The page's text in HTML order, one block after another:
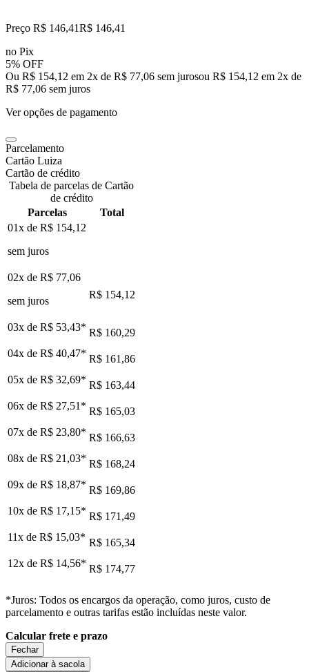
Preço R$ 146,41R$ 146,41
no Pix
5% OFF
Ou R$ 154,12 em 2x de R$ 77,06 sem jurosou R$ 154,12 em 2x de
R$ 77,06 sem juros
Ver opções de pagamento
Parcelamento
Cartão Luiza
Cartão de crédito
Tabela de parcelas de Cartão
de crédito
Parcelas
Total
01x de R$ 154,12
sem juros
02x de R$ 77,06
sem juros
R$ 154,12
03x de R$ 53,43* R$ 160,29
04x de R$ 40,47* R$ 161,86
05x de R$ 32,69* R$ 163,44
06x de R$ 27,51 * R$ 165,03
07x de R$ 23,80* R$ 166,63
08x de R$ 21,03* R$ 168,24
09x de R$ 18,87* R$ 169,86
10x de R$ 17,15* R$ 171,49
11x de R$ 15,03* R$ 165,34
12x de R$ 14,56* R$ 174,77
*Juros: Todos os encargos da operação, como juros, custo de
parcelamento e outras tarifas estão incluídas neste valor.
Calcular frete e prazo
Fechar
Adicionar à sacola